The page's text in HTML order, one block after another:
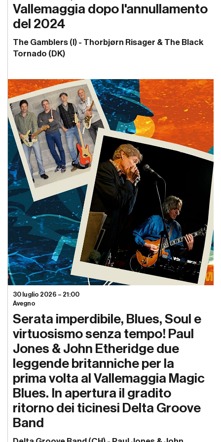
Vallemaggia dopo l'annullamento
del 2024
The Gamblers (I) - Thorbjørn Risager & The Black
Tornado (DK)
30 luglio 2026 – 21:00
Avegno
Serata imperdibile, Blues, Soul e
virtuosismo senza tempo! Paul
Jones & John Etheridge due
leggende britanniche per la
prima volta al Vallemaggia Magic
Blues. In apertura il gradito
ritorno dei ticinesi Delta Groove
Band